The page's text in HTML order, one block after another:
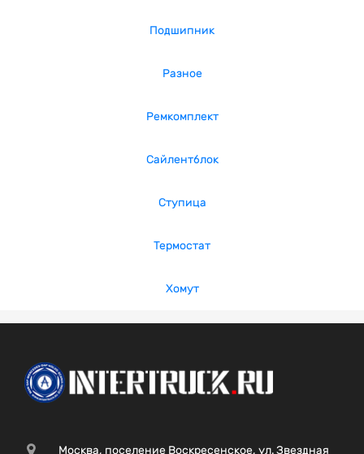
Подшипник
Разное
Ремкомплект
Сайлентблок
Ступица
Термостат
Хомут
Москва, поселение Воскресенское, ул. Звездная